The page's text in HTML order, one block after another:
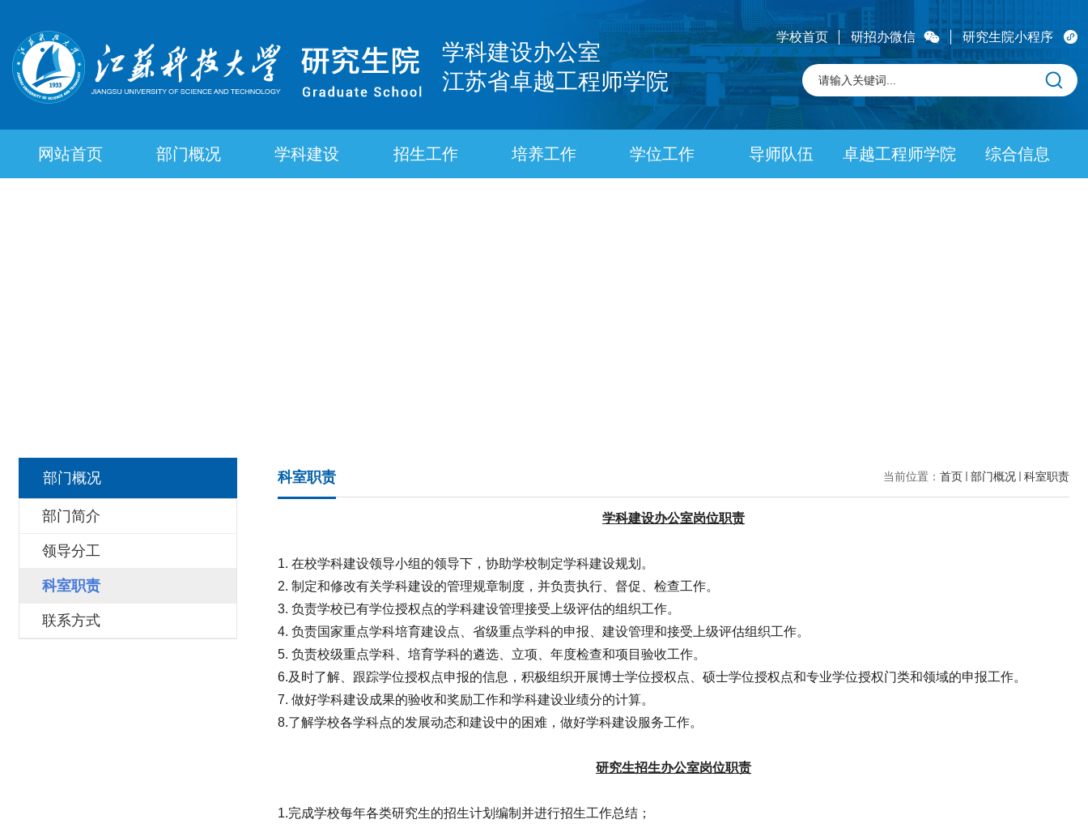
学科建设办公室
江苏省卓越工程师学院
学校首页 研招办微信 研究生院小程序
网站首页 部门概况 学科建设 招生工作 培养工作 学位工作 导师队伍 卓越工程师学院 综合信息
部门概况
部门简介
领导分工
科室职责
联系方式
当前位置： 首页 部门概况 科室职责
科室职责
学科建设办公室岗位职责
1. 在校学科建设领导小组的领导下，协助学校制定学科建设规划。
2. 制定和修改有关学科建设的管理规章制度，并负责执行、督促、检查工作。
3. 负责学校已有学位授权点的学科建设管理接受上级评估的组织工作。
4. 负责国家重点学科培育建设点、省级重点学科的申报、建设管理和接受上级评估组织工作。
5. 负责校级重点学科、培育学科的遴选、立项、年度检查和项目验收工作。
6.及时了解、跟踪学位授权点申报的信息，积极组织开展博士学位授权点、硕士学位授权点和专业学位授权门类和领域的申报工作。
7. 做好学科建设成果的验收和奖励工作和学科建设业绩分的计算。
8.了解学校各学科点的发展动态和建设中的困难，做好学科建设服务工作。
研究生招生办公室岗位职责
1.完成学校每年各类研究生的招生计划编制并进行招生工作总结；